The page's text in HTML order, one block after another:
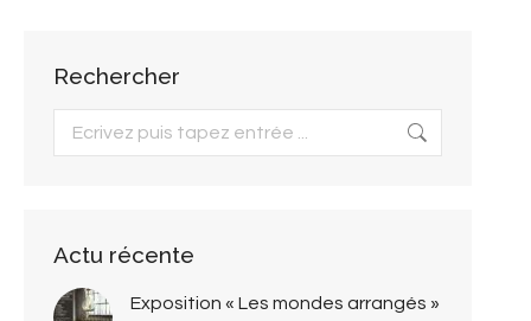
Rechercher
Search:
Actu récente
Exposition « Les mondes arrangés »